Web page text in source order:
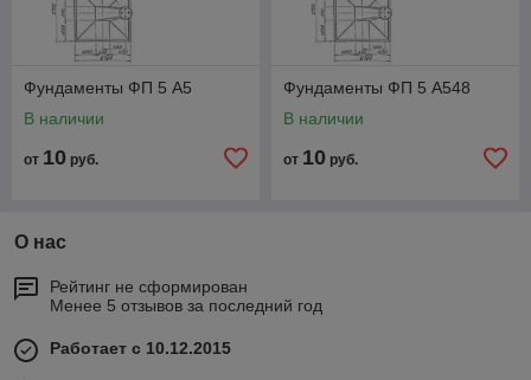
Фундаменты ФП 5 А5
В наличии
от 10 руб.
Фундаменты ФП 5 А548
В наличии
от 10 руб.
О нас
Рейтинг не сформирован
Менее 5 отзывов за последний год
Работает с 10.12.2015